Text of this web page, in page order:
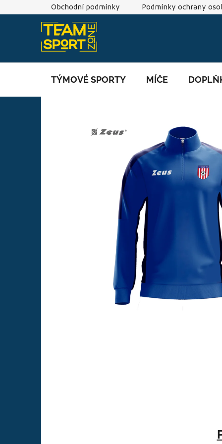
na
Obchodní podmínky Podmínky ochrany
TÝMOVÉ SPORTY MÍČE